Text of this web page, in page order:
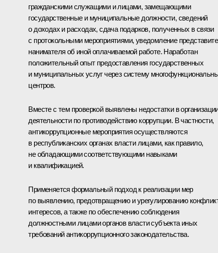
гражданскими служащими и лицами, замещающими
государственные и муниципальные должности, сведений
о доходах и расходах, сдача подарков, полученных в связи
с протокольными мероприятиями, уведомление
нанимателя об иной оплачиваемой работе. Наработан
положительный опыт предоставления государственных
и муниципальных услуг через систему
центров.
Вместе с тем проверкой выявлены недостатки в
деятельности по противодействию коррупции. В частности,
антикоррупционные мероприятия осуществляются
в республиканских органах власти лицами, как правило,
не обладающими соответствующими навыками
и квалификацией.
Применяется формальный подход к реализации мер
по выявлению, предотвращению и урегулированию
интересов, а также по обеспечению соблюдения
должностными лицами органов власти субъекта иных
требований антикоррупционного законодательства.